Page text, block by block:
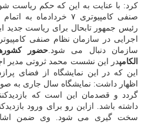
کرد: با عنایت به این که حکم ریاست
صنفی کامپیوتری ۷
رئیس جمهور تابحال برای ریاست جدید
اجرایی در سازمان نظام صنفی
سازمان دنبال می شود. حضور
الکامپدر این نشست محمد ثروتی مدیر
این که در این نمایشگاه از فضای
اظهار داشت: نمایشگاه سال جاری به
گردد و قصدمان این است که
داشته باشد. ازاین رو برای ورود
سخت گیری می شود. وی ضمن اشاره